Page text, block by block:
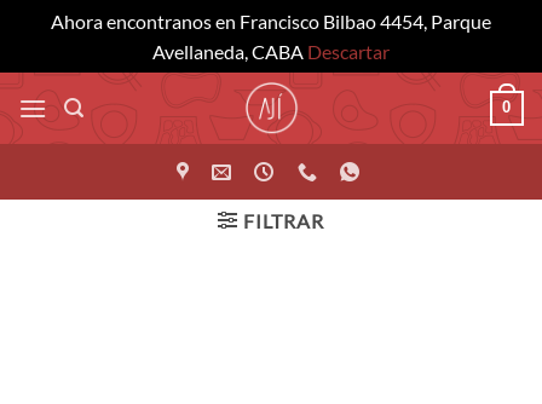
Ahora encontranos en Francisco Bilbao 4454, Parque
Avellaneda, CABA Descartar
Saltar
al
contenido
0
FILTRAR